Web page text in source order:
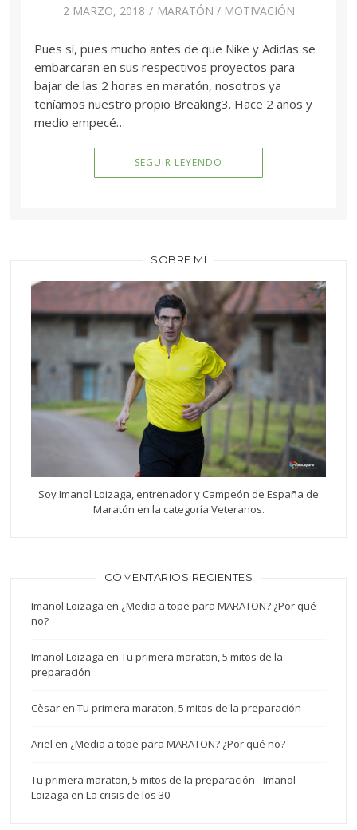
2 MARZO, 2018 MARATÓN / MOTIVACIÓN
Pues sí, pues mucho antes de que Nike y Adidas se
embarcaran en sus respectivos proyectos para
bajar de las 2 horas en maratón, nosotros ya
teníamos nuestro propio Breaking3. Hace 2 años y
medio empecé…
SEGUIR LEYENDO
SOBRE MÍ
Soy Imanol Loizaga, entrenador y Campeón de España de
Maratón en la categoría Veteranos.
COMENTARIOS RECIENTES
Imanol Loizaga en ¿Media a tope para MARATON? ¿Por qué
no?
Imanol Loizaga enTu primera maraton, 5 mitos de la
preparación
Cèsar enTu primera maraton, 5 mitos de la preparación
Ariel en ¿Media a tope para MARATON? ¿Por qué no?
Tu primera maraton, 5 mitos de la preparación - Imanol
Loizaga enLa crisis de los 30